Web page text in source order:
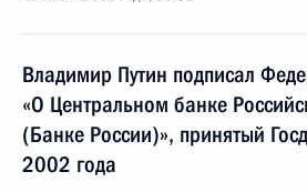
Владимир Путин подписал
«О Центральном банке
(Банке России)», принятый
2002 года